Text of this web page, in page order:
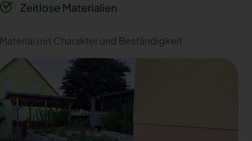
Zeitlose Materialien
Material mit Charakter und Beständigkeit